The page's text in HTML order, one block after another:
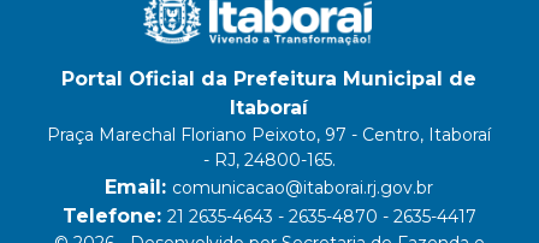
Portal Oficial da Prefeitura Municipal de
Itaboraí
Praça Marechal Floriano Peixoto, 97 - Centro, Itaboraí
- RJ, 24800-165.
Email: comunicacao@itaborai.rj.gov.br
Telefone: 21 2635-4643 - 2635-4870 - 2635-4417